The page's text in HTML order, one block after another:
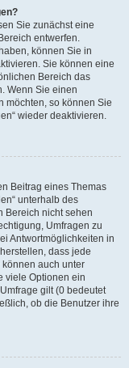
Sie zunächst eine
entwerfen.
können Sie in
Sie können eine
Bereich das
Wenn Sie einen
möchten, so können Sie
wieder deaktivieren.
Beitrag eines Themas
unterhalb des
Bereich nicht sehen
Umfragen zu
Antwortmöglichkeiten in
dass jede
auch unter
viele Optionen ein
gilt (0 bedeutet
ob die Benutzer ihre